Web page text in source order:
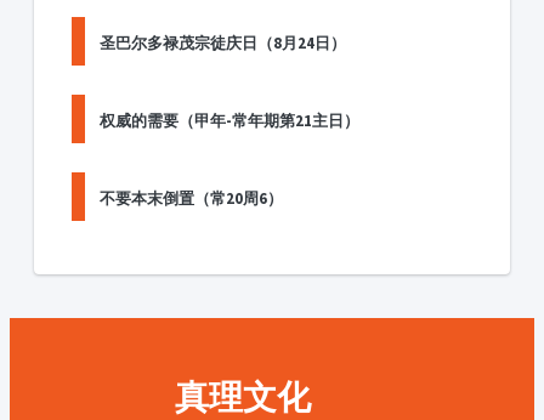
圣巴尔多禄茂宗徒庆日（8月24日）
权威的需要（甲年-常年期第21主日）
不要本末倒置（常20周6）
真理文化